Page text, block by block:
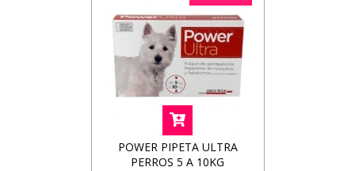
POWER PIPETA ULTRA
PERROS 5 A 10KG